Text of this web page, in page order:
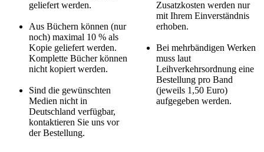
geliefert werden.
Aus Büchern können (nur
noch) maximal 10 % als
Kopie geliefert werden.
Komplette Bücher können
nicht kopiert werden.
Sind die gewünschten
Medien nicht in
Deutschland verfügbar,
kontaktieren Sie uns vor
der Bestellung.
Zusatzkosten werden nur
mit Ihrem Einverständnis
erhoben.
Bei mehrbändigen Werken
muss laut
Leihverkehrsordnung eine
Bestellung pro Band
(jeweils 1,50 Euro)
aufgegeben werden.